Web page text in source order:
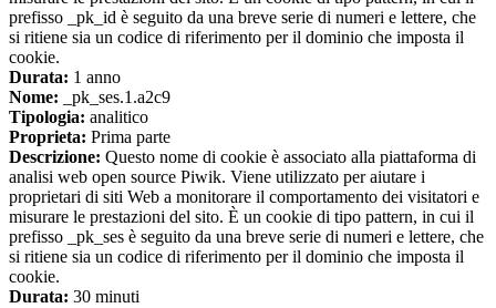
prefisso _pk_id è seguito da una breve serie di numeri e lettere, che
si ritiene sia un codice di riferimento per il dominio che imposta il
cookie.
Durata: 1 anno
Nome: _pk_ses.1.a2c9
Tipologia: analitico
Proprieta: Prima parte
Descrizione: Questo nome di cookie è associato alla piattaforma di
analisi web open source Piwik. Viene utilizzato per aiutare i
proprietari di siti Web a monitorare il comportamento dei visitatori e
misurare le prestazioni del sito. È un cookie di tipo pattern, in cui il
prefisso _pk_ses è seguito da una breve serie di numeri e lettere, che
si ritiene sia un codice di riferimento per il dominio che imposta il
cookie.
Durata: 30 minuti